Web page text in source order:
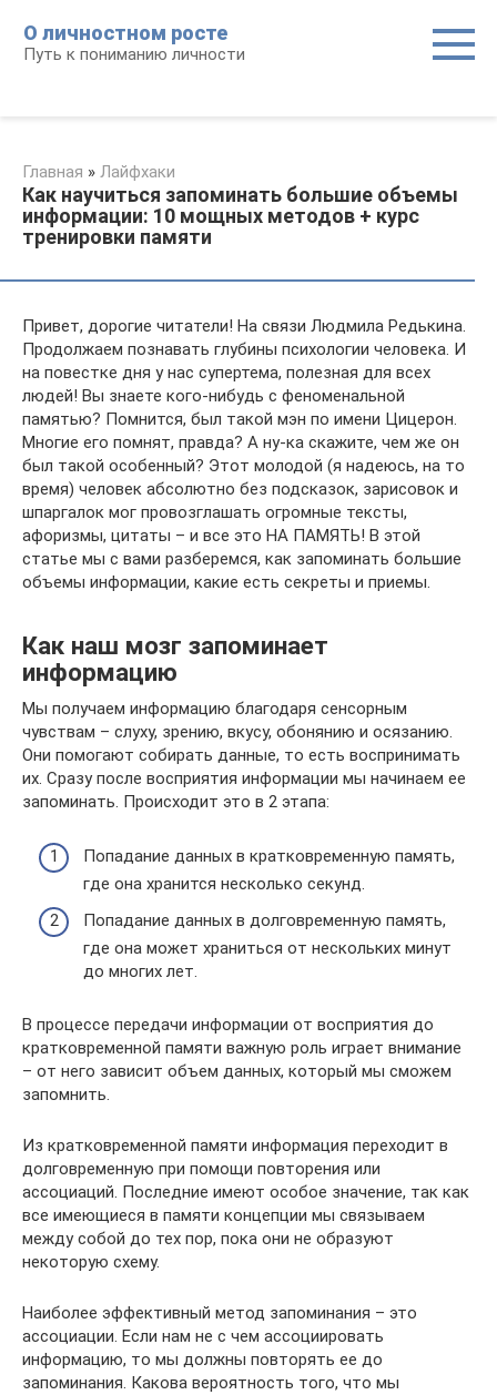
контенту
О личностном росте
Путь к пониманию личности
Главная » Лайфхаки
Как научиться запоминать большие объемы
информации: 10 мощных методов + курс
тренировки памяти
Привет, дорогие читатели! На связи Людмила Редькина.
Продолжаем познавать глубины психологии человека. И
на повестке дня у нас супертема, полезная для всех
людей! Вы знаете кого-нибудь с феноменальной
памятью? Помнится, был такой мэн по имени Цицерон.
Многие его помнят, правда? А ну-ка скажите, чем же он
был такой особенный? Этот молодой (я надеюсь, на то
время) человек абсолютно без подсказок, зарисовок и
шпаргалок мог провозглашать огромные тексты,
афоризмы, цитаты – и все это НА ПАМЯТЬ! В этой
статье мы с вами разберемся, как запоминать большие
объемы информации, какие есть секреты и приемы.
Как наш мозг запоминает
информацию
Мы получаем информацию благодаря сенсорным
чувствам – слуху, зрению, вкусу, обонянию и осязанию.
Они помогают собирать данные, то есть воспринимать
их. Сразу после восприятия информации мы начинаем ее
запоминать. Происходит это в 2 этапа:
Попадание данных в кратковременную память,
где она хранится несколько секунд.
Попадание данных в долговременную память,
где она может храниться от нескольких минут
до многих лет.
В процессе передачи информации от восприятия до
кратковременной памяти важную роль играет внимание
– от него зависит объем данных, который мы сможем
запомнить.
Из кратковременной памяти информация переходит в
долговременную при помощи повторения или
ассоциаций. Последние имеют особое значение, так как
все имеющиеся в памяти концепции мы связываем
между собой до тех пор, пока они не образуют
некоторую схему.
Наиболее эффективный метод запоминания – это
ассоциации. Если нам не с чем ассоциировать
информацию, то мы должны повторять ее до
запоминания. Какова вероятность того, что мы